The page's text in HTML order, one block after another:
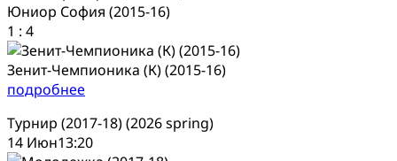
Юниор София (2015-16)
1 : 4
Зенит-Чемпионика (К) (2015-16)
подробнее
Турнир (2017-18) (2026 spring)
14 Июн13:20